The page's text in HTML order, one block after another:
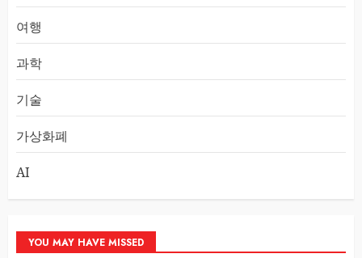
여행
과학
기술
가상화폐
AI
YOU MAY HAVE MISSED